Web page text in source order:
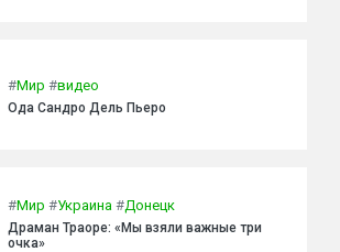
#Мир #видео
Ода Сандро Дель Пьеро
#Мир #Украина #Донецк
Драман Траоре: «Мы взяли важные три
очка»